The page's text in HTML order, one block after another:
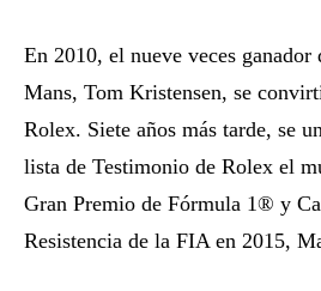
En 2010, el nueve veces
Mans, Tom Kristensen, se
Rolex. Siete años más tarde, se
lista de Testimonio de Rolex el
Gran Premio de Fórmula 1® y
Resistencia de la FIA en 2015,